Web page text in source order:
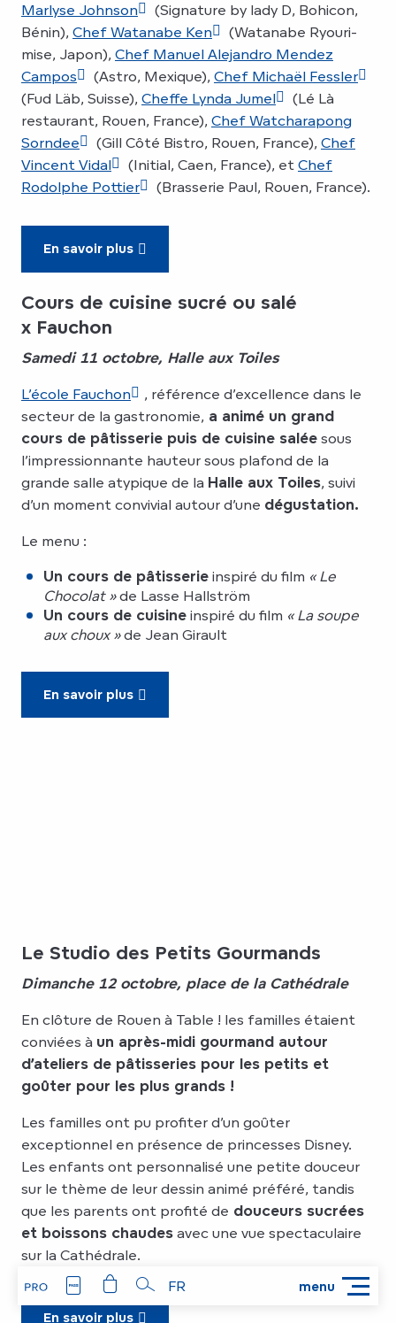
menu
Recherche
FR
Marlyse Johnson
(Signature by lady D, Bohicon,
Bénin), Chef Watanabe Ken
(Watanabe Ryouri-
mise, Japon), Chef Manuel Alejandro Mendez
Campos
(Astro, Mexique), Chef Michaël Fessler
(Fud Läb, Suisse), Cheffe Lynda Jumel
(Lé Là
restaurant, Rouen, France), Chef Watcharapong
Sorndee
(Gill Côté Bistro, Rouen, France), Chef
Vincent Vidal
(Initial, Caen, France), et Chef
Rodolphe Pottier
(Brasserie Paul, Rouen, France).
En savoir plus
Cours de cuisine sucré ou salé
x Fauchon
Samedi 11 octobre, Halle aux Toiles
L’école Fauchon
, référence d’excellence dans le
secteur de la gastronomie, a animé un grand
cours de pâtisserie puis de cuisine salée sous
l’impressionnante hauteur sous plafond de la
grande salle atypique de la Halle aux Toiles, suivi
d’un moment convivial autour d’une dégustation.
Le menu :
Un cours de pâtisserieinspiré du film « Le
Chocolat »de Lasse Hallström
Un cours de cuisineinspiré du film « La soupe
aux choux »de Jean Girault
En savoir plus
Le Studio des Petits Gourmands
Dimanche 12 octobre, place de la Cathédrale
En clôture de Rouen à Table ! les familles étaient
conviées à un après-midi gourmand autour
d’ateliers de pâtisseries pour les petits et
goûter pour les plus grands !
Les familles ont pu profiter d’un goûter
exceptionnel en présence de princesses Disney.
Les enfants ont personnalisé une petite douceur
sur le thème de leur dessin animé préféré, tandis
que les parents ont profité de douceurs sucrées
et boissons chaudes avec une vue spectaculaire
sur la Cathédrale.
En savoir plus